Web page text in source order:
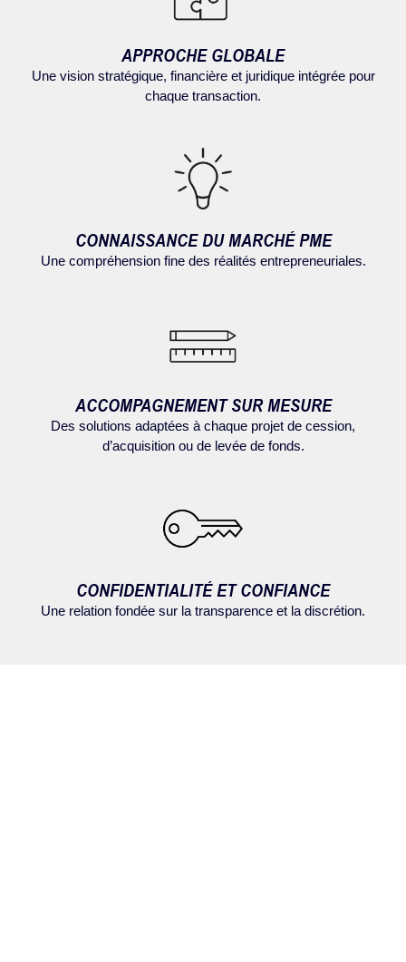
APPROCHE GLOBALE
Une vision stratégique, financière et juridique intégrée pour
chaque transaction.
CONNAISSANCE DU MARCHÉ PME
Une compréhension fine des réalités entrepreneuriales.
ACCOMPAGNEMENT SUR MESURE
Des solutions adaptées à chaque projet de cession,
d’acquisition ou de levée de fonds.
CONFIDENTIALITÉ ET CONFIANCE
Une relation fondée sur la transparence et la discrétion.